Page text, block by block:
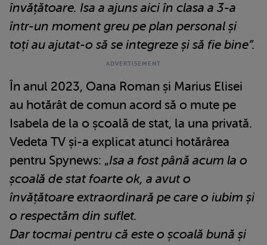
învățătoare. Isa a ajuns aici în clasa a 3-a
într-un moment greu pe plan personal și
toți au ajutat-o să se integreze și să fie bine”.
În anul 2023, Oana Roman și Marius Elisei
au hotărât de comun acord să o mute pe
Isabela de la o școală de stat, la una privată.
Vedeta TV și-a explicat atunci hotărârea
pentru Spynews: „Isa a fost până acum la o
școală de stat foarte ok, a avut o
învățătoare extraordinară pe care o iubim și
o respectăm din suflet.
Dar tocmai pentru că este o școală bună și